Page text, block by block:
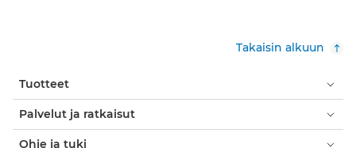
Takaisin alkuun
Tuotteet
Palvelut ja ratkaisut
Ohje ja tuki